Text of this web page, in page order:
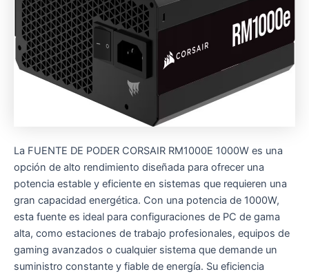
La FUENTE DE PODER CORSAIR RM1000E 1000W es una
opción de alto rendimiento diseñada para ofrecer una
potencia estable y eficiente en sistemas que requieren una
gran capacidad energética. Con una potencia de 1000W,
esta fuente es ideal para configuraciones de PC de gama
alta, como estaciones de trabajo profesionales, equipos de
gaming avanzados o cualquier sistema que demande un
suministro constante y fiable de energía. Su eficiencia